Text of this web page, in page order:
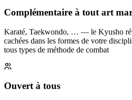
Complémentaire à tout art
Karaté, Taekwondo, … — le Kyusho
cachées dans les formes de votre
tous types de méthode de combat
Ouvert à tous